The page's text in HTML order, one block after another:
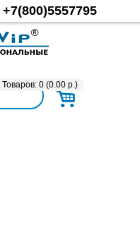
+7(800)5557795
Товаров: 0 (0.00 р.)